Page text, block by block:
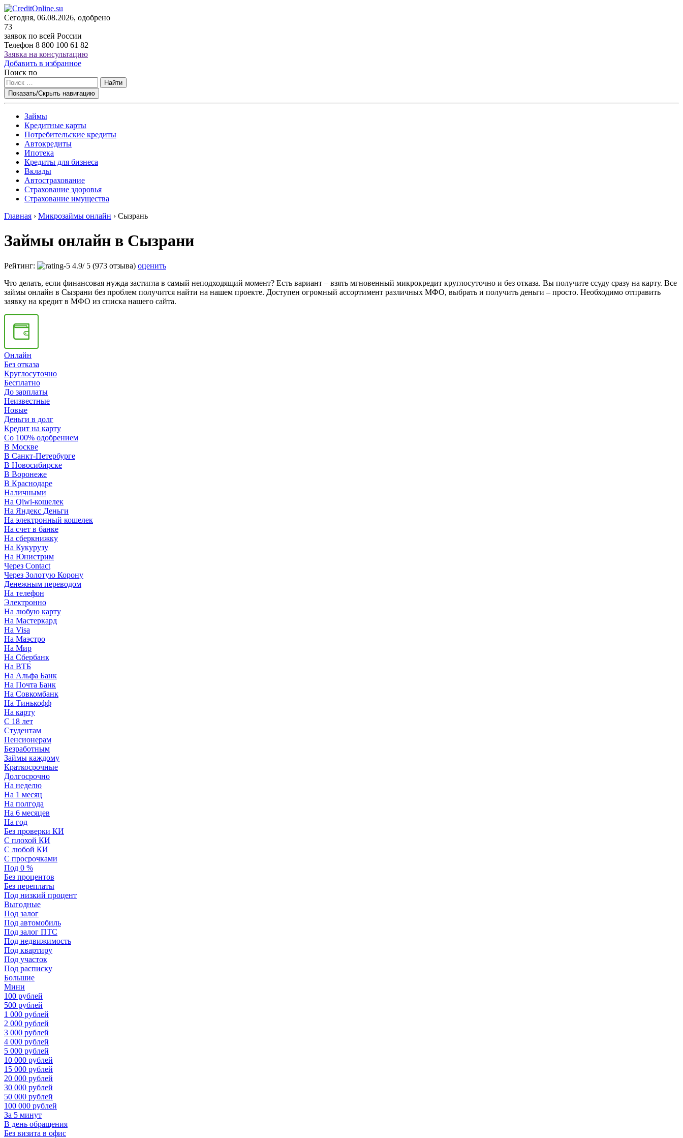
Сегодня, 06.08.2026, одобрено
73
заявок по всей России
Телефон 8 800 100 61 82
Заявка на консультацию
Добавить в избранное
Поиск по
Найти
Показать/Скрыть навигацию
Займы
Кредитные карты
Потребительские кредиты
Автокредиты
Ипотека
Кредиты для бизнеса
Вклады
Автострахование
Страхование здоровья
Страхование имущества
Главная › Микрозаймы онлайн › Сызрань
Займы онлайн в Сызрани
Рейтинг: 4.9/ 5 (973 отзыва) оценить
Что делать, если финансовая нужда застигла в самый неподходящий момент? Есть вариант – взять мгновенный микрокредит круглосуточно и без отказа. Вы получите ссуду сразу на карту. Все
займы онлайн в Сызрани без проблем получится найти на нашем проекте. Доступен огромный ассортимент различных МФО, выбрать и получить деньги – просто. Необходимо отправить
заявку на кредит в МФО из списка нашего сайта.
Онлайн
Без отказа
Круглосуточно
Бесплатно
До зарплаты
Неизвестные
Новые
Деньги в долг
Кредит на карту
Со 100% одобрением
В Москве
В Санкт-Петербурге
В Новосибирске
В Воронеже
В Краснодаре
Наличными
На Qiwi-кошелек
На Яндекс Деньги
На электронный кошелек
На счет в банке
На сберкнижку
На Кукурузу
На Юнистрим
Через Contact
Через Золотую Корону
Денежным переводом
На телефон
Электронно
На любую карту
На Мастеркард
На Visa
На Маэстро
На Мир
На Сбербанк
На ВТБ
На Альфа Банк
На Почта Банк
На Совкомбанк
На Тинькофф
На карту
С 18 лет
Студентам
Пенсионерам
Безработным
Займы каждому
Краткосрочные
Долгосрочно
На неделю
На 1 месяц
На полгода
На 6 месяцев
На год
Без проверки КИ
С плохой КИ
С любой КИ
С просрочками
Под 0 %
Без процентов
Без переплаты
Под низкий процент
Выгодные
Под залог
Под автомобиль
Под залог ПТС
Под недвижимость
Под квартиру
Под участок
Под расписку
Большие
Мини
100 рублей
500 рублей
1 000 рублей
2 000 рублей
3 000 рублей
4 000 рублей
5 000 рублей
10 000 рублей
15 000 рублей
20 000 рублей
30 000 рублей
50 000 рублей
100 000 рублей
За 5 минут
В день обращения
Без визита в офис